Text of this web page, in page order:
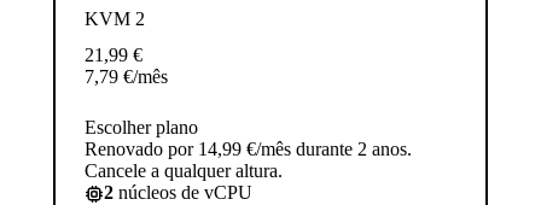
KVM 2
21,99 €
7,79 €/mês
Escolher plano
Renovado por 14,99 €/mês durante 2 anos.
Cancele a qualquer altura.
2 núcleos de vCPU